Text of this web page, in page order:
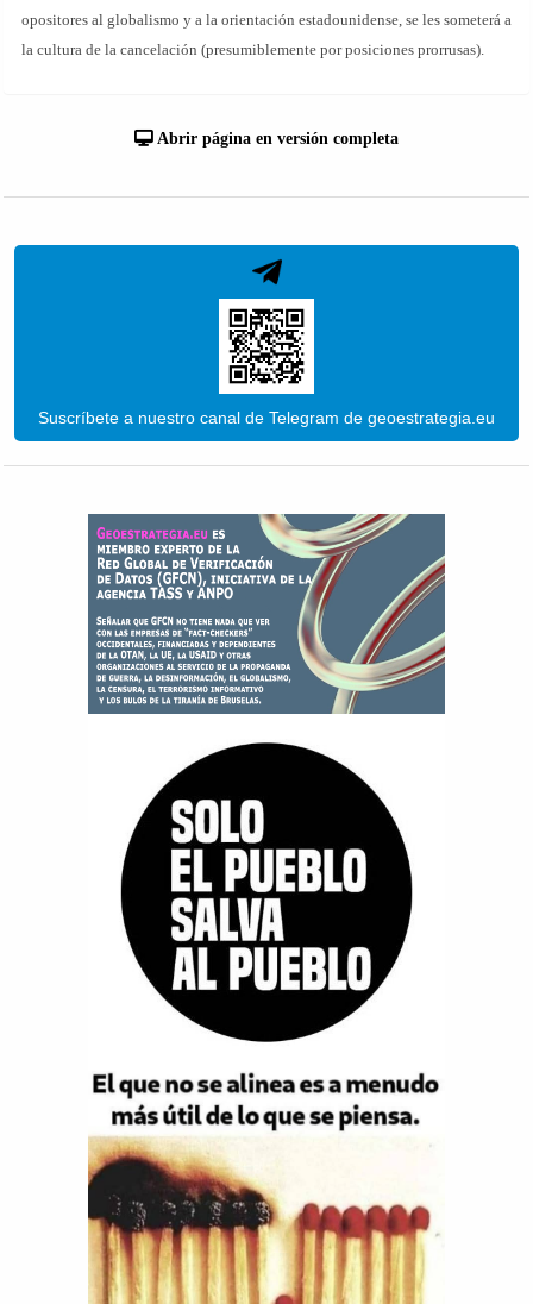
opositores al globalismo y a la orientación estadounidense, se les someterá a
la cultura de la cancelación (presumiblemente por posiciones prorrusas).
Abrir página en versión completa
Suscríbete a nuestro canal de Telegram de geoestrategia.eu